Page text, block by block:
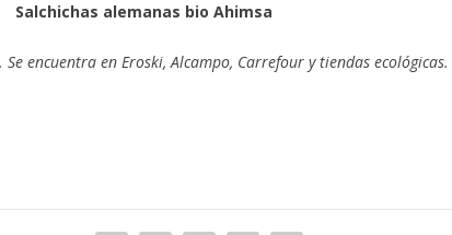
Salchichas alemanas bio Ahimsa
encuentra en Eroski, Alcampo, Carrefour y tiendas